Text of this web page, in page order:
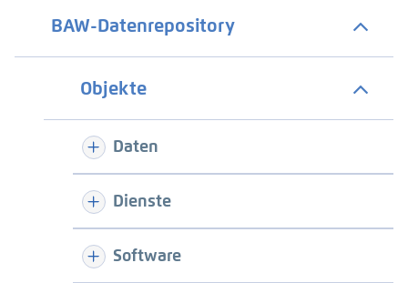
BAW-Datenrepository
Objekte
Daten
Dienste
Software